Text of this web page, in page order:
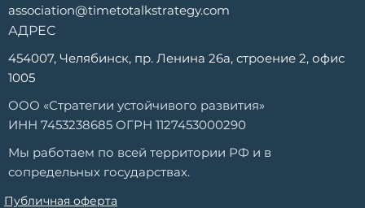
association@timetotalkstrategy.com
АДРЕС
454007, Челябинск, пр. Ленина 26а, строение 2, офис
1005
ООО «Стратегии устойчивого развития»
ИНН 7453238685 ОГРН 1127453000290
Мы работаем по всей территории РФ и в
сопредельных государствах.
Публичная оферта